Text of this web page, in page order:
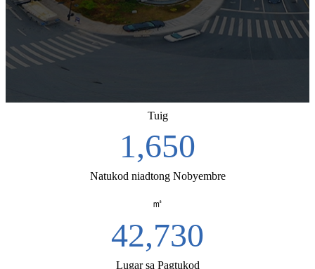
Tuig
2,007
Natukod niadtong Nobyembre
㎡
52,000
Lugar sa Pagtukod